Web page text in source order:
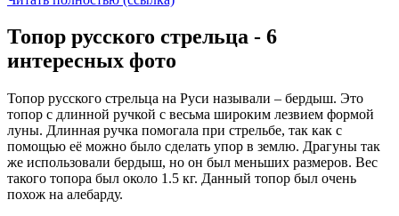
Топор русского стрельца - 6
интересных фото
Топор русского стрельца на Руси называли – бердыш. Это
топор с длинной ручкой с весьма широким лезвием формой
луны. Длинная ручка помогала при стрельбе, так как с
помощью её можно было сделать упор в землю. Драгуны так
же использовали бердыш, но он был меньших размеров. Вес
такого топора был около 1.5 кг. Данный топор был очень
похож на алебарду.